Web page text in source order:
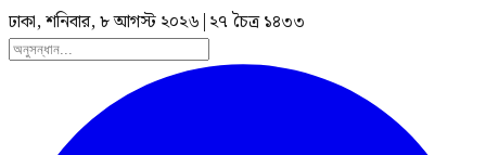
ঢাকা, শনিবার, ৮ আগস্ট ২০২৬ | ২৭ চৈত্র ১৪৩৩